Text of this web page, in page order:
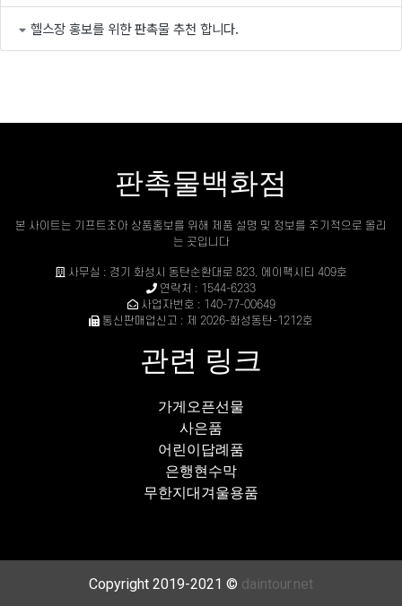
헬스장 홍보를 위한 판촉물 추천 합니다.
판촉물백화점
본 사이트는 기프트조아 상품홍보를 위해 제품 설명 및 정보를 주기적으로 올리
는 곳입니다
사무실 : 경기 화성시 동탄순환대로 823, 에이팩시티 409호
연락처 : 1544-6233
사업자번호 : 140-77-00649
통신판매업신고 : 제 2026-화성동탄-1212호
관련 링크
가게오픈선물
사은품
어린이답례품
은행현수막
무한지대겨울용품
Copyright 2019-2021 © daintour.net